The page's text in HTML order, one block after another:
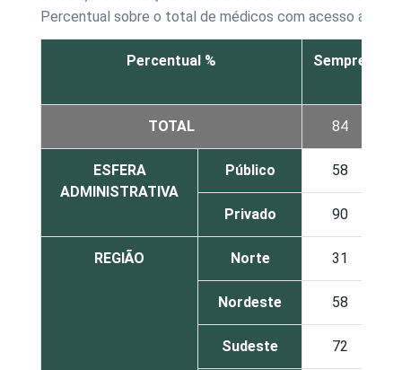
Percentual sobre o total de médicos com acesso a
Percentual % Sempre
TOTAL 84
ESFERA
ADMINISTRATIVA
Público 58
Privado 90
REGIÃO Norte 31
Nordeste 58
Sudeste 72